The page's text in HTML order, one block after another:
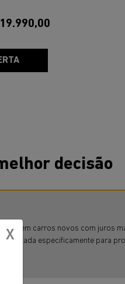
decisão
carros novos com juros
voltada especificamente para
X